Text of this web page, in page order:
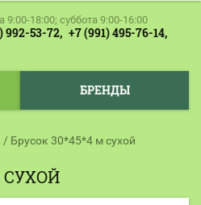
18:00; суббота 9:00-16:00
992-53-72, +7 (991) 495-76-14,
БРЕНДЫ
/ Брусок 30*45*4 м сухой
СУХОЙ